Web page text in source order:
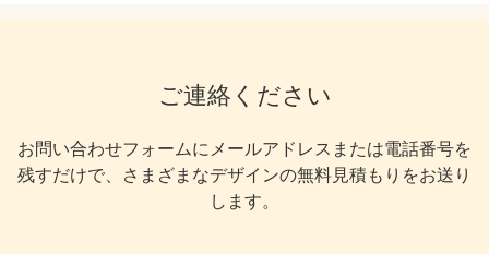
ご連絡ください
お問い合わせフォームにメールアドレスまたは電話番号を
残すだけで、さまざまなデザインの無料見積もりをお送り
します。